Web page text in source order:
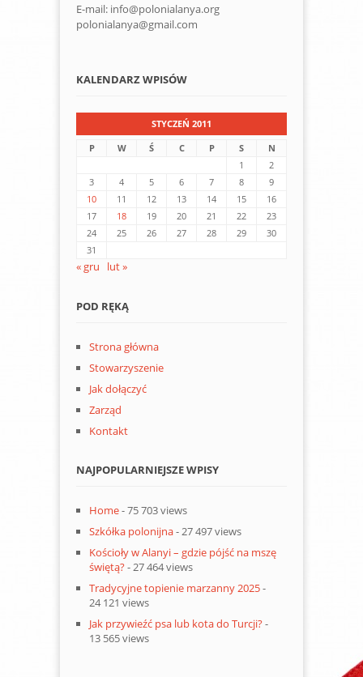
E-mail: info@polonialanya.org
polonialanya@gmail.com
KALENDARZ WPISÓW
STYCZEŃ 2011
P
W Ś C P S
N
1
2
3
4 5 6 7 8
9
10
11 12 13 14 15
16
17
18 19 20 21 22
23
24
25 26 27 28 29
30
31
« gru lut »
POD RĘKĄ
Strona główna
Stowarzyszenie
Jak dołączyć
Zarząd
Kontakt
NAJPOPULARNIEJSZE WPISY
Home- 75 703 views
Szkółka polonijna- 27 497 views
Kościoły w Alanyi – gdzie pójść na mszę
świętą?- 27 464 views
Tradycyjne topienie marzanny 2025-
24 121 views
Jak przywieźć psa lub kota do Turcji?-
13 565 views